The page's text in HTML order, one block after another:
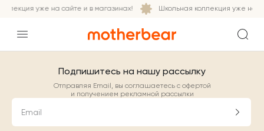
уже на сайте и в магазинах! Школьная коллекция уже на
Подпишитесь на нашу рассылку
Отправляя Email, вы соглашаетесь с офертой
и получением рекламной рассылки
Email